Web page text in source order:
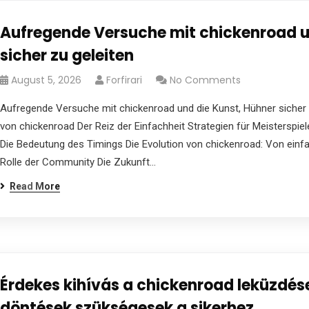
Aufregende Versuche mit chickenroad
sicher zu geleiten
August 5, 2026 Forfirari No Comments
Aufregende Versuche mit chickenroad und die Kunst, Hühner
von chickenroad Der Reiz der Einfachheit Strategien für
Die Bedeutung des Timings Die Evolution von chickenroad: Von
Rolle der Community Die Zukunft…
Read More
Érdekes kihívás a chickenroad